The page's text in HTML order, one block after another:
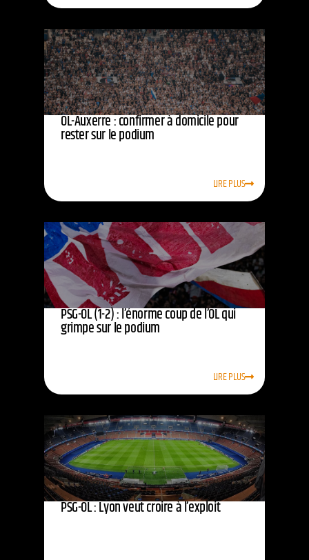
OL-Auxerre : confirmer à domicile pour
rester sur le podium
LIRE PLUS
PSG-OL (1-2) : l’énorme coup de l’OL qui
grimpe sur le podium
LIRE PLUS
PSG-OL : Lyon veut croire à l’exploit